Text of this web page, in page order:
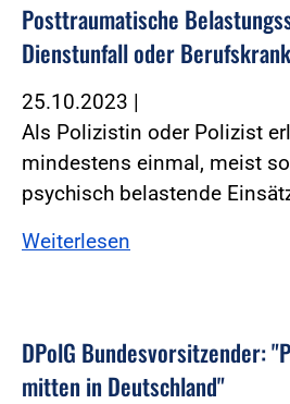
Posttraumatische
Dienstunfall oder
25.10.2023 |
Als Polizistin oder Polizist
mindestens einmal, meist
psychisch belastende
Weiterlesen
DPolG Bundesvorsitzender:
mitten in Deutschland"